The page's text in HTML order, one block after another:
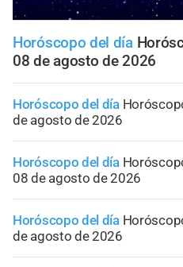
Horóscopo del día
08 de agosto de 2026
Horóscopo del día
de agosto de 2026
Horóscopo del día
08 de agosto de 2026
Horóscopo del día
de agosto de 2026